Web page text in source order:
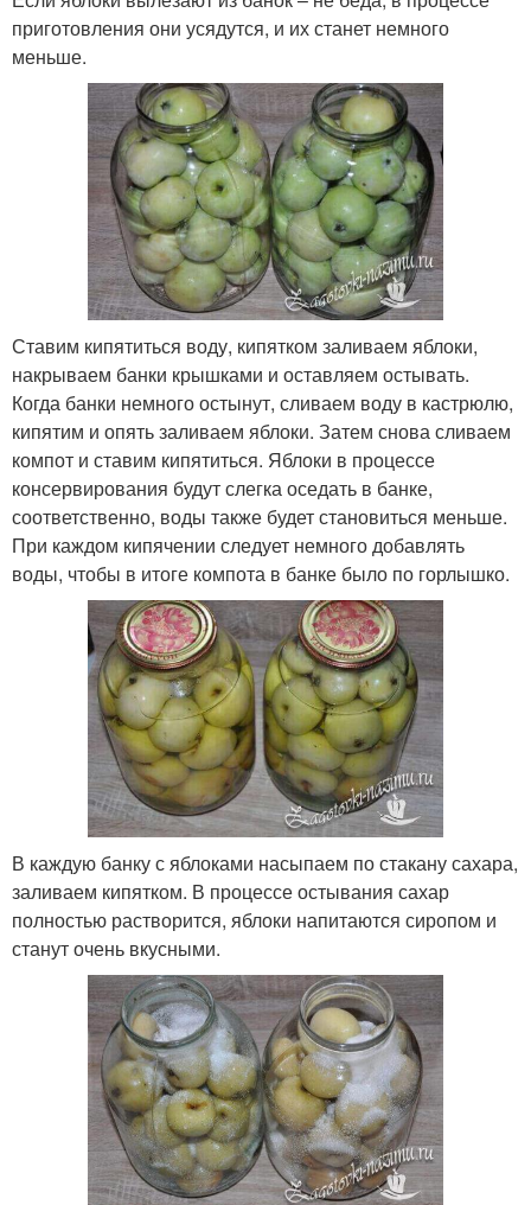
приготовления они усядутся, и их станет немного
меньше.
Ставим кипятиться воду, кипятком заливаем яблоки,
накрываем банки крышками и оставляем остывать.
Когда банки немного остынут, сливаем воду в кастрюлю,
кипятим и опять заливаем яблоки. Затем снова сливаем
компот и ставим кипятиться. Яблоки в процессе
консервирования будут слегка оседать в банке,
соответственно, воды также будет становиться меньше.
При каждом кипячении следует немного добавлять
воды, чтобы в итоге компота в банке было по горлышко.
В каждую банку с яблоками насыпаем по стакану сахара,
заливаем кипятком. В процессе остывания сахар
полностью растворится, яблоки напитаются сиропом и
станут очень вкусными.